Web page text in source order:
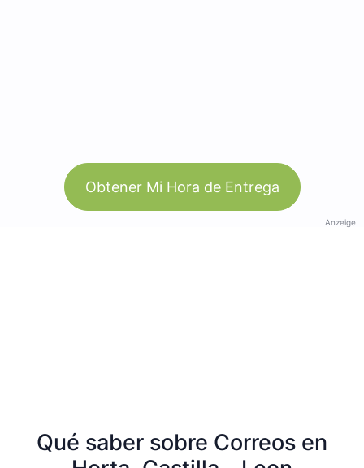
Obtener Mi Hora de Entrega
Anzeige
Qué saber sobre Correos en